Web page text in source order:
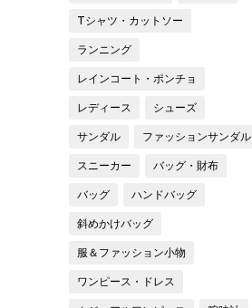
Tシャツ・カットソー
ランニング
レインコート・ポンチョ
レディース シューズ
サンダル ファッションサンダル
スニーカー バッグ・財布
バッグ ハンドバッグ
斜めかけバッグ
服＆ファッション小物
ワンピース・ドレス